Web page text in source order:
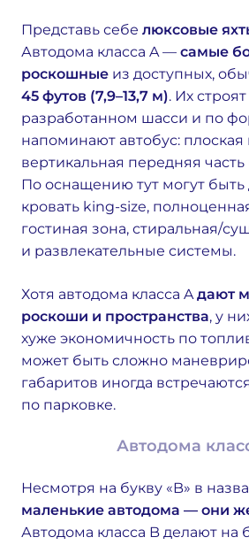
Представь себе люксовые
Автодома класса A — самые
роскошные из доступных,
45 футов (7,9–13,7 м). Их
разработанном шасси и по
напоминают автобус: плоская
вертикальная передняя
По оснащению тут могут быть
кровать king-size,
гостиная зона, стиральная/
и развлекательные системы.
Хотя автодома класса Aдают
роскоши и пространства, у
хуже экономичность по
может быть сложно
габаритов иногда
по парковке.
Автодома
Несмотря на букву «B» в
маленькие автодома — они
Автодома класса B делают на